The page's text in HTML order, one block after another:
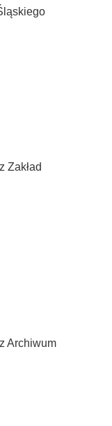
Zakład
Archiwum